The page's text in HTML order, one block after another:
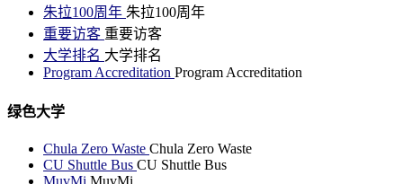
朱拉100周年 朱拉100周年
重要访客 重要访客
大学排名 大学排名
Program Accreditation Program Accreditation
绿色大学
Chula Zero Waste Chula Zero Waste
CU Shuttle Bus CU Shuttle Bus
MuvMi MuvMi